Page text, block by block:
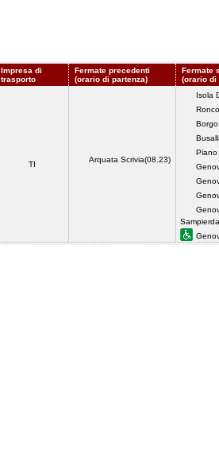
Impresa di
trasporto
Fermate precedenti
(orario di partenza)
Fermate
(orario di
TI
Arquata Scrivia(08.23)
Isola
Piano